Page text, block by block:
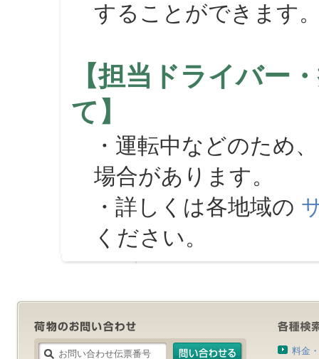
することができます
【担当ドライバー
て】
・運転中などのため
場合があります。
・詳しくは各地域の
ください。
料金